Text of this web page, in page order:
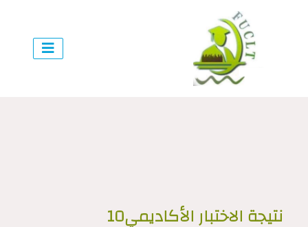
نتيجة الاختبار الأكاديمي10